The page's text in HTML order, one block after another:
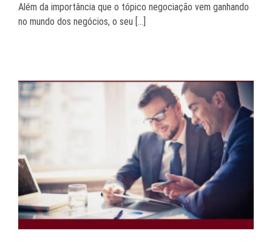
Além da importância que o tópico negociação vem ganhando
no mundo dos negócios, o seu [...]